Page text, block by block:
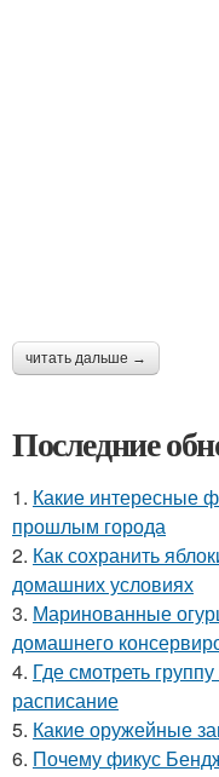
читать дальше →
Последние
1. Какие интересные
прошлым города
2. Как сохранить
домашних условиях
3. Маринованные
домашнего
4. Где смотреть
расписание
5. Какие оружейные
6. Почему фикус